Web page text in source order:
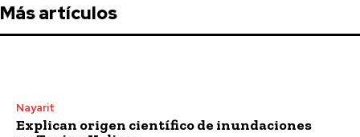
Más artículos
Nayarit
Explican origen científico de inundaciones